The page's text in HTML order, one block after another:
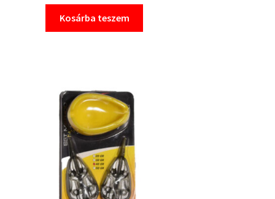
Kosárba teszem